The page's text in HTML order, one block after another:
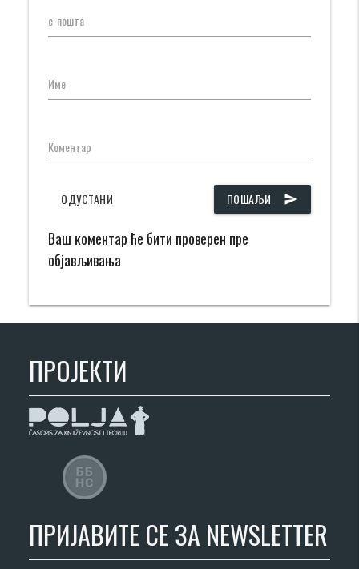
е-пошта
Име
Коментар
ПОШАЉИ send
ОДУСТАНИ
Ваш коментар ће бити проверен пре
објављивања
ПРОЈЕКТИ
ПРИЈАВИТЕ СЕ ЗА NEWSLETTER